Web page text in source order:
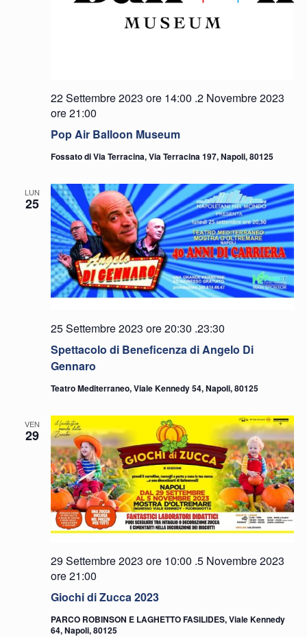
Pop Air Balloon Museum
22 Settembre 2023 ore 14:00 .2 Novembre 2023
ore 21:00
Fossato di Via Terracina, Via Terracina 197, Napoli, 80125
LUN
25
Spettacolo di Beneficenza di Angelo Di
Gennaro
25 Settembre 2023 ore 20:30 .23:30
Teatro Mediterraneo, Viale Kennedy 54, Napoli, 80125
VEN
29
Giochi di Zucca 2023
29 Settembre 2023 ore 10:00 .5 Novembre 2023
ore 21:00
PARCO ROBINSON E LAGHETTO FASILIDES, Viale Kennedy
64, Napoli, 80125